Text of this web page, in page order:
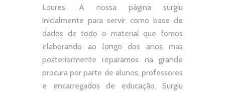
Loures. A nossa página surgiu
inicialmente para servir como base de
dados de todo o material que fomos
elaborando ao longo dos anos mas
posteriormente reparamos na grande
procura por parte de alunos, professores
e encarregados de educação. Surgiu